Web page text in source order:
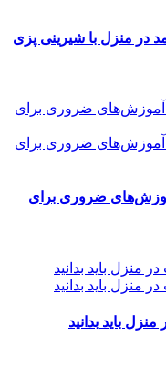
در منزل با شیرینی پزی
ضروری برای
باید بدانید